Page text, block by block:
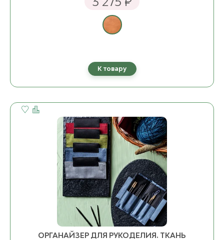
К товару
ОРГАНАЙЗЕР ДЛЯ РУКОДЕЛИЯ. ТКАНЬ